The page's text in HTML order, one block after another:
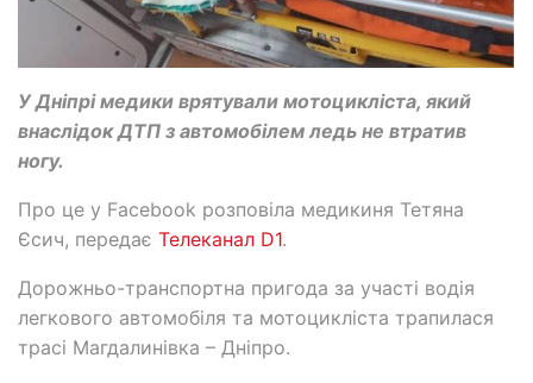
У Дніпрі медики врятували мотоцикліста, який
внаслідок ДТП з автомобілем ледь не втратив
ногу.
Про це у Facebook розповіла медикиня Тетяна
Єсич, передає Телеканал D1.
Дорожньо-транспортна пригода за участі водія
легкового автомобіля та мотоцикліста трапилася
трасі Магдалинівка – Дніпро.